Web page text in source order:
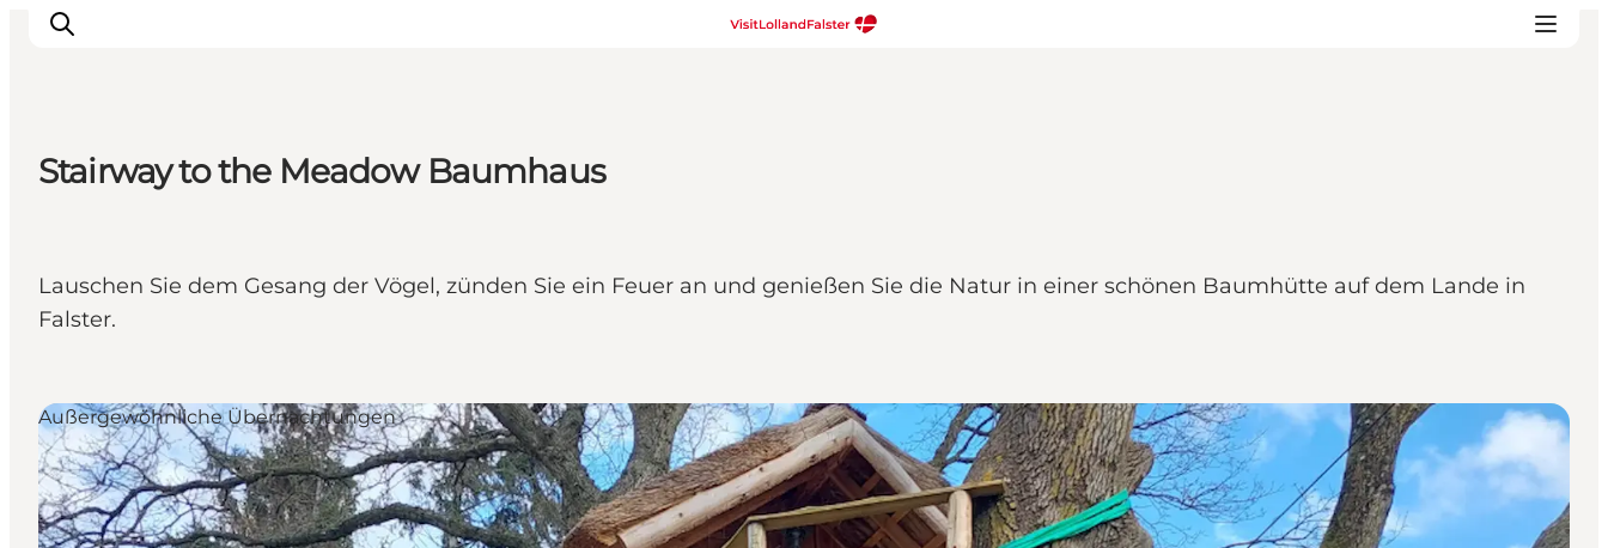
Kultur
Gastronomie
Stairway to the Meadow Baumhaus
Lauschen Sie dem Gesang der Vögel, zünden Sie ein Feuer an und genießen Sie die Natur in einer schönen Baumhütte auf dem Lande in
Falster.
Außergewöhnliche Übernachtungen